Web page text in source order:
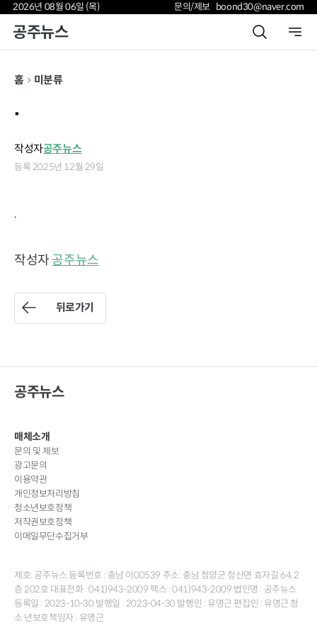
2026년 08월 06일 (목) 문의/제보 boond30@naver.com
공주뉴스
홈 미분류
.
작성자공주뉴스
등록 2025년 12월 29일
.
작성자 공주뉴스
뒤로가기
공주뉴스
매체소개
문의 및 제보
광고문의
이용약관
개인정보처리방침
청소년보호정책
저작권보호정책
이메일무단수집거부
제호: 공주뉴스 등록번호 : 충남 아00539 주소: 충남 청양군 청산면 효자길 64, 2
층 202호 대표전화 : 041)943-2009 팩스 : 041)943-2009 법인명 : 공주뉴스
등록일 : 2023-10-30 발행일 : 2023-04-30 발행인 : 유명근 편집인 : 유명근 청
소 년보호책임자 : 유명근